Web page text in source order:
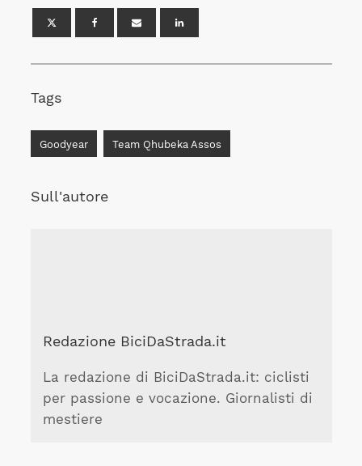
Tags
Goodyear Team Qhubeka Assos
Sull'autore
Redazione BiciDaStrada.it
La redazione di BiciDaStrada.it: ciclisti
per passione e vocazione. Giornalisti di
mestiere